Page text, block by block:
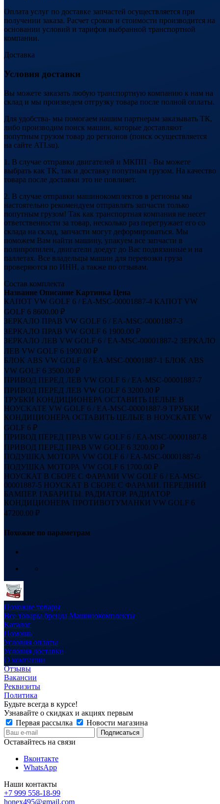
Оплата услуг по доставке запчастей осуществляется при
получении заказа. Расчет сроков и стоимости производится на
основании условий и тарифов выбранной транспортной
компании.
Доставка
Условия доставки
Вы можете заказать любую транспортную компанию к нам на
склад и мы произведем отгрузку товара после полной оплаты.
Для удобства- мы помогаем нашим партнерам заказывать ТК,
либо производим поиск машин, которые доставляют
попутным грузом товар до регионов (поиск осуществляется
на сайте ATI.su).
1. В случае отправки двигателей и МКПП - Вы можете
выбрать как ТК, так и доставку попутным грузом. На качество
товара после доставки это не повлияет.
2. В случае отправки машинокомплектов в регионы мы
настоятельно рекомендуем отправлять запчасти только
попутным грузом! Так как транспортная компания не несет
ответственности за товар, несколько раз перегружает его со
склада на склад, запчасти могут деформироваться. Мы
поможем Вам найти машину, упакуем все запчасти в
полипропилен, двигатели доедут до Вас подвязанные и на
паллетах. Все владельцы машин для перевозки груза
проверяются по ИНН, а также по отзывам.
Состав комплекта
Название Описание Картинка Цена
КАПОТ VW GOLF 6 / EA-MSC-00001887-4 КАПОТ VW
GOLF 6 8600.00 ₽
ЗЕРКАЛО ПРАВ VW GOLF 6 / EA-MSC-00001887-3
ЗЕРКАЛО ПРАВ VW GOLF 6 1900.00 ₽
ЗЕРКАЛО ЛЕВ VW GOLF 6 / EA-MSC-00001887-2 ЗЕРКАЛО
ЛЕВ VW GOLF 6 1900.00 ₽
БЛОК ABS VW GOLF 6 / EA-MSC-00001887-1 БЛОК ABS
VW GOLF 6 3500.00 ₽
ПРИВОД ПЕРЕД ЛЕВ VW GOLF 6 / EA-MSC-00001887-7
ПРИВОД ПЕРЕД ЛЕВ VW GOLF 6 3200.00 ₽
ТРУБКИ КОНДИЦИОНЕРА ОСТАВИТЬ ЦЕЛЫЕ В
НОУСКАТЕ VW GOLF 6 / EA-MSC-00001887-9 ТРУБКИ
КОНДИЦИОНЕРА ОСТАВИТЬ ЦЕЛЫЕ В НОУСКАТЕ VW
GOLF 6 ₽
ПРИВОД ПЕРЕД ПРАВ VW GOLF 6 / EA-MSC-00001887-8
ПРИВОД ПЕРЕД ПРАВ VW GOLF 6 3200.00 ₽
ПОДУШКА МОТОРА VW GOLF 6 / EA-MSC-00001887-6
ПОДУШКА МОТОРА VW GOLF 6 1700.00 ₽
НОУСКАТ В СБОРЕ С ФАРАМИ VW GOLF 6 / EA-MSC-
00001887-5 НОУСКАТ В СБОРЕ С ФАРАМИ. ПЕРЕДНИЙ
БАМПЕР. ГАБАРИТЫ. РАДИАТОР. РАДИАТОР
КОНДИЦИОНЕРА ПРОТИВОТУМАНКИ VW GOLF 6
47200.00 ₽
Похожие по параметрам
Похожие товары
Все товары бренда Машинокомплекты
Каталог
Помощь
Условия оплаты
Условия доставки
О компании
Отзывы
Вакансии
Реквизиты
Политика
Будьте всегда в курсе!
Узнавайте о скидках и акциях первым
Первая рассылка
Новости магазина
Оставайтесь на связи
Вконтакте
WhatsApp
Наши контакты
+7 999 558-18-99
honex495@gmail.com